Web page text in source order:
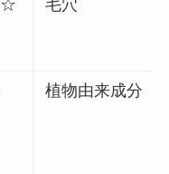
☆ 毛穴
植物由来成分